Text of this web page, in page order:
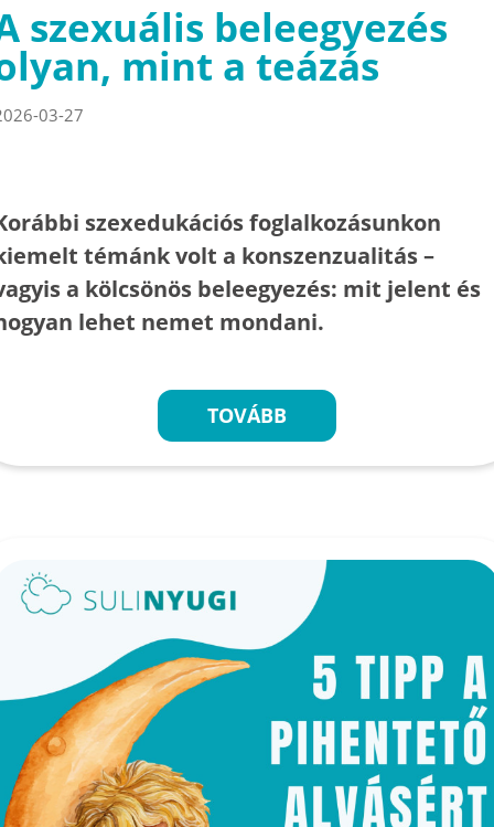
szexuális beleegyezés
mint a teázás
03-27
szexedukációs foglalkozásunkon
témánk volt a konszenzualitás –
a kölcsönös beleegyezés: mit jelent és
lehet nemet mondani.
TOVÁBB